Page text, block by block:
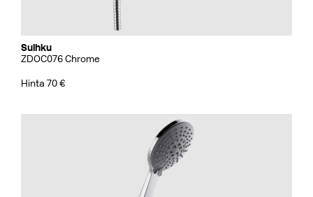
Suihku
ZDOC076 Chrome
Hinta 70 €